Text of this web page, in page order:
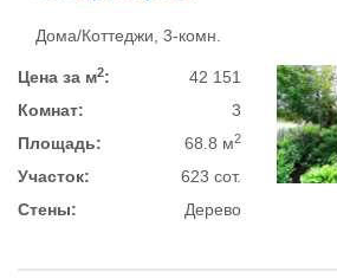
Дома/Коттеджи, 3-комн.
Цена за м2:
42 151
Комнат:
3
Площадь:
68.8 м2
Участок:
623 сот.
Стены:
Дерево